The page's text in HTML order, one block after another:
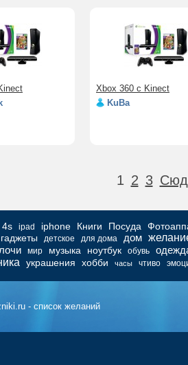
Xbox 360 c Kinect
KuBa
1 2 3
4s ipad iphone Книги Посуда
гаджеты детское для дома дом
мир музыка ноутбук обувь
украшения хобби часы чтиво
- список желаний